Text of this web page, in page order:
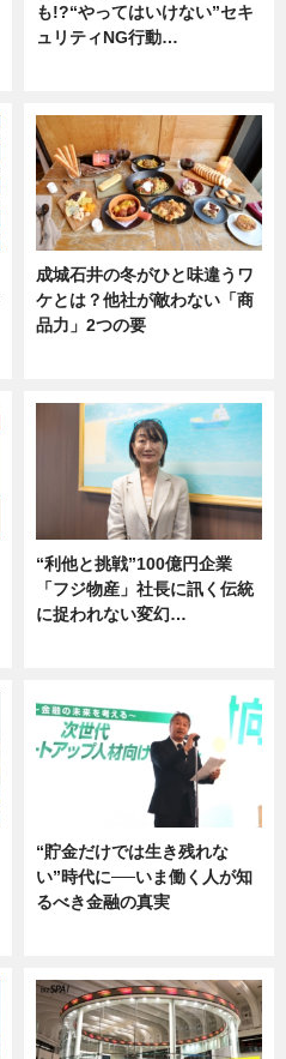
も!?“やってはいけない”セキ
ュリティNG行動…
成城石井の冬がひと味違うワ
ケとは？他社が敵わない「商
品力」2つの要
“利他と挑戦”100億円企業
「フジ物産」社長に訊く伝統
に捉われない変幻…
“貯金だけでは生き残れな
い”時代に──いま働く人が知
るべき金融の真実